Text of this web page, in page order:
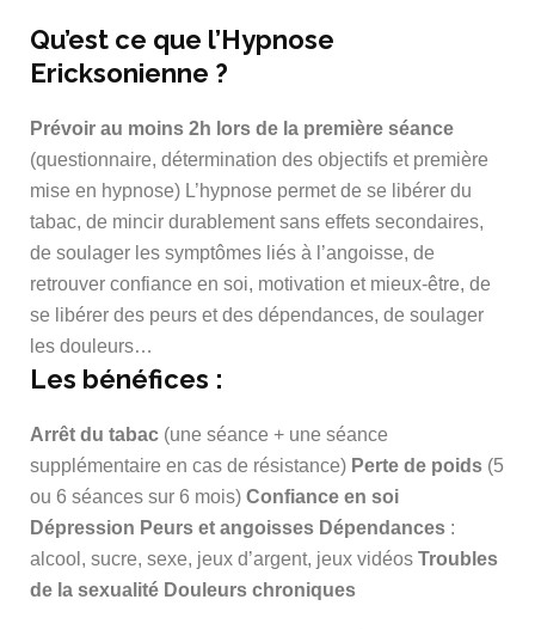
Qu’est ce que l’Hypnose
Ericksonienne ?
Prévoir au moins 2h lors de la première séance
(questionnaire, détermination des objectifs et première
mise en hypnose) L’hypnose permet de se libérer du
tabac, de mincir durablement sans effets secondaires,
de soulager les symptômes liés à l’angoisse, de
retrouver confiance en soi, motivation et mieux-être, de
se libérer des peurs et des dépendances, de soulager
les douleurs…
Les bénéfices :
Arrêt du tabac (une séance + une séance
supplémentaire en cas de résistance) Perte de poids (5
ou 6 séances sur 6 mois) Confiance en soi
Dépression Peurs et angoisses Dépendances :
alcool, sucre, sexe, jeux d’argent, jeux vidéos Troubles
de la sexualité Douleurs chroniques